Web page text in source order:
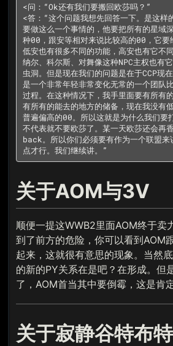
<问：“Ok还有我们要搬回欧莎吗？”
<答：“这个问题我想先回答一下。是这样
要做这么一个事情的，他要把所有的星域
种00，跟安等相对来说比较高的00，它要
低安也有很多不同的功能，高安也有它不
纳尔、科尔斯、对舞像这种NPC主权也有
虫洞。但是现在我们的问题是在于CCP现
是一个非常年轻非常变化无常的一个团队
过程。在这种情况下，我手里面要有所有
有所有的能去的地方的储备，现在我没有
普遍偏高的00。所以这就是为什么我们要
不代表就不要欧莎了。某一天欧莎还会再
back。所以你们必须要有作为一个联盟来
点才行。我们继续讲。”
关于AOM与3V
顺便一提这WWB2里面AOM终于卖
到了前方的危险，你可以看到AOM
起来，这就很有意思的现象。当然
的新的PY关系在是吧？在形成。但
了，AOM首当其中要倒霉，这是肯定
关于寂静谷特布